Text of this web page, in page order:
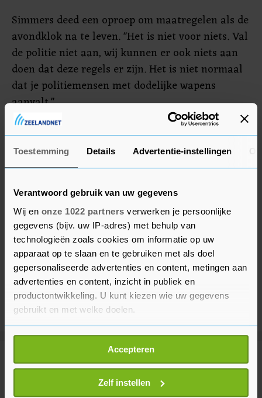
Toestemming Details Advertentie-instellingen
Verantwoord gebruik van uw gegevens
Wij en onze 1022 partners verwerken je persoonlijke
gegevens (bijv. uw IP-adres) met behulp van
technologieën zoals cookies om informatie op uw
apparaat op te slaan en te gebruiken met als doel
gepersonaliseerde advertenties en content, metingen aan
advertenties en content, inzicht in publiek en
productontwikkeling. U kunt kiezen wie uw gegevens
gebruikt en met welke doelen.
Als u het toestaat, willen we ook graag:
Informatie verzamelen over uw geografische
locatie, die tot een paar meter nauwkeurig kan zijn
Uw apparaat identificeren door het actief te
scannen op specifieke eigenschappen (fingerprinting)
Accepteren
Zelf instellen
Simmers deed een oproep om maatregelen als de
avondklok na te leven. "Het is niet voor niets. Val
de politie niet aan, wij kunnen er ook niets aan
doen dat deze regels er zijn. Het is niet normaal
dat je politiemensen met dodelijke wapens
aanvalt."
Meer uit Binnenland